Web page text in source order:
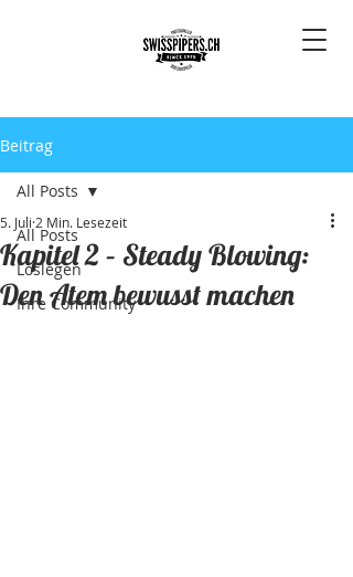
Beitrag
All Posts
Loslegen
Ihre Community
All Posts
Kapitel 2 – Steady Blowing:
Den Atem bewusst machen
5. Juli 2 Min. Lesezeit